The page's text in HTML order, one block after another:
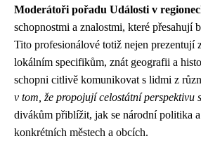
Moderátoři pořadu Události v
schopnostmi a znalostmi, které přesahují
Tito profesionálové totiž nejen prezentují
lokálním specifikům, znát geografii a
schopni citlivě komunikovat s lidmi z
v tom, že propojují celostátní perspektivu
divákům přiblížit, jak se národní politika
konkrétních městech a obcích.